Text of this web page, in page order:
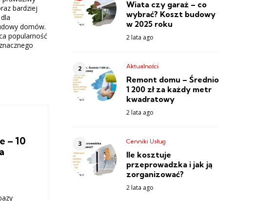
bardziej
domów.
popularność
– 10
Wiata czy garaż – co
wybrać? Koszt budowy
w 2025 roku
2 lata ago
Aktualności
Remont domu – Średnio
1 200 zł za każdy metr
kwadratowy
2 lata ago
Cenniki Usług
Ile kosztuje
przeprowadzka i jak ją
zorganizować?
2 lata ago